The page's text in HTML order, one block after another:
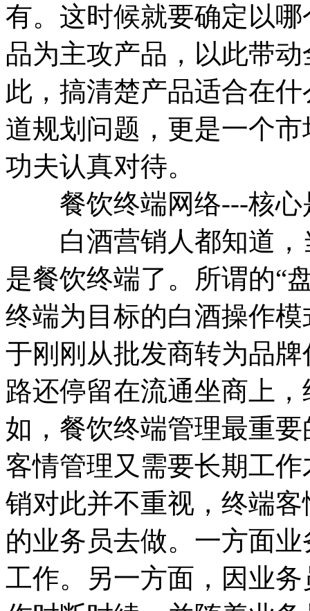
有。这时候就要确定以
品为主攻产品，以此带
此，搞清楚产品适合在
道规划问题，更是一个
功夫认真对待。
餐饮终端网络---核心
白酒营销人都知道，
是餐饮终端了。所谓的“
终端为目标的白酒操作
于刚刚从批发商转为品
路还停留在流通坐商上
如，餐饮终端管理最重
客情管理又需要长期工
销对此并不重视，终端
的业务员去做。一方面
工作。另一方面，因业